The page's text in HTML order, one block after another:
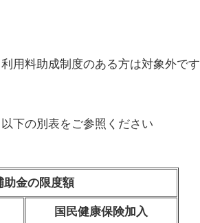
料助成制度のある方は対象外です
の別表をご参照ください
助金の限度額
国民健康保険加入